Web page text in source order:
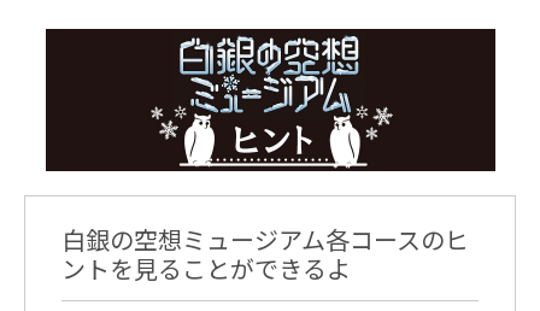
白銀の空想ミュージアム各コースのヒ
ントを見ることができるよ